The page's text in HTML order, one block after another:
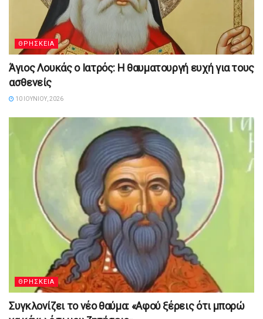
ΘΡΗΣΚΕΙΑ
Άγιος Λουκάς ο Ιατρός: Η θαυματουργή ευχή για τους
ασθενείς
10 ΙΟΥΝΊΟΥ, 2026
ΘΡΗΣΚΕΙΑ
Συγκλονίζει το νέο θαύμα: «Αφού ξέρεις ότι μπορώ